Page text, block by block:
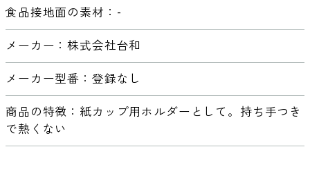
食品接地面の素材：-
メーカー：株式会社台和
メーカー型番：登録なし
商品の特徴：紙カップ用ホルダーとして。持ち手つき
で熱くない